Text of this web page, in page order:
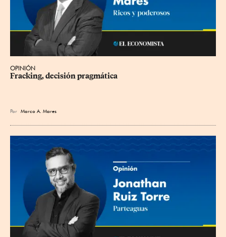
OPINIÓN
Fracking, decisión pragmática
Por Marco A. Mares